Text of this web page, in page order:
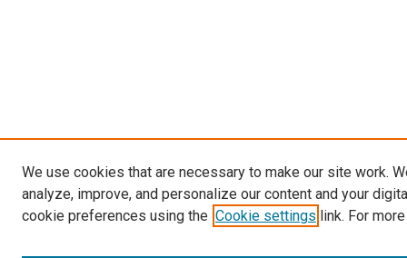
We use cookies that are necessary to make our site work.
analyze, improve, and personalize our content and your
cookie preferences using the Cookie settings link. For